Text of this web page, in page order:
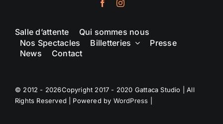
Salle d’attente
Qui sommes nous
Nos Spectacles
Billetteries
Presse
News
Contact
© 2012 - 2026Copyright 2017 - 2020 Gattaca Studio | All
Rights Reserved | Powered by WordPress